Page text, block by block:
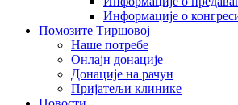
Информације о
Помозите Тиршовој
Наше потребе
Онлајн донације
Донације на рачун
Пријатељи клинике